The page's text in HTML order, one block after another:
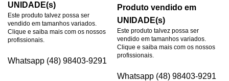
UNIDADE(s)
Este produto talvez possa ser
vendido em tamanhos variados.
Clique e saiba mais com os nossos
profissionais.
Whatsapp (48) 98403-9291
Produto vendido em
UNIDADE(s)
Este produto talvez possa ser
vendido em tamanhos variados.
Clique e saiba mais com os nossos
profissionais.
Whatsapp (48) 98403-9291